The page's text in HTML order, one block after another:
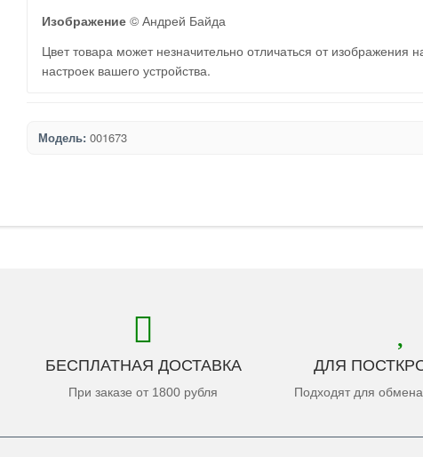
Изображение © Андрей Байда
Цвет товара может незначительно отличаться от изображения
настроек вашего устройства.
Модель: 001673
БЕСПЛАТНАЯ ДОСТАВКА
При заказе от 1800 рубля
ДЛЯ
Подходят для